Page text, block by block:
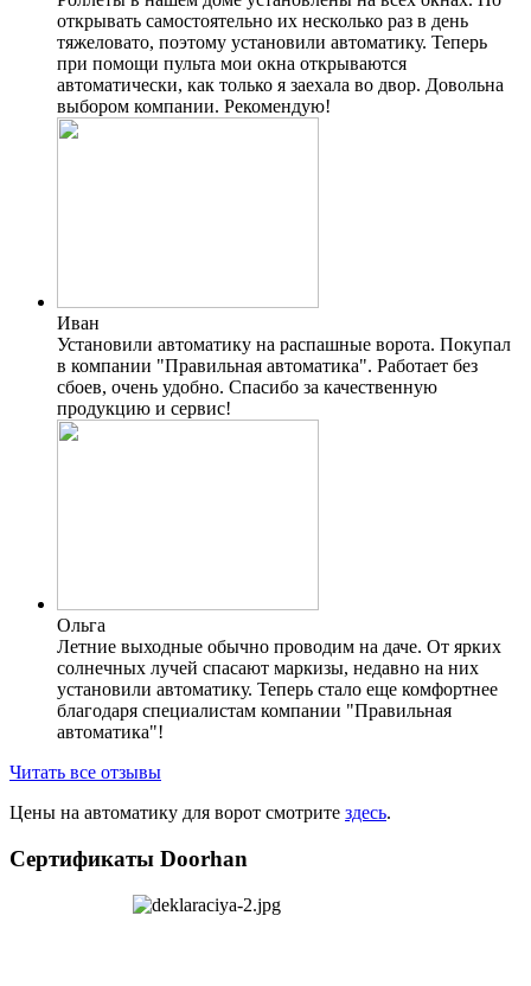
открывать самостоятельно их несколько раз в день
тяжеловато, поэтому установили автоматику. Теперь
при помощи пульта мои окна открываются
автоматически, как только я заехала во двор. Довольна
выбором компании. Рекомендую!
Иван
Установили автоматику на распашные ворота. Покупал
в компании "Правильная автоматика". Работает без
сбоев, очень удобно. Спасибо за качественную
продукцию и сервис!
Ольга
Летние выходные обычно проводим на даче. От ярких
солнечных лучей спасают маркизы, недавно на них
установили автоматику. Теперь стало еще комфортнее
благодаря специалистам компании "Правильная
автоматика"!
Читать все отзывы
Цены на автоматику для ворот смотрите здесь.
Сертификаты Doorhan